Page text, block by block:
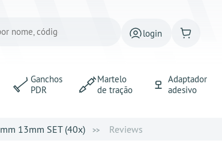
login
Ganchos
PDR
Martelo
de tração
Adaptador
adesivo
13mm SET (40x) Reviews